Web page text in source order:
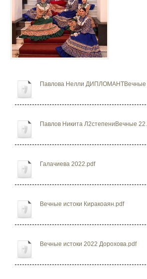
Павлова Нелли ДИПЛОМАНТВечные
Павлов Никита Л2степениВечные
Галачиева 2022.pdf
Вечные истоки Киракоаян.pdf
Вечные истоки 2022 Дорохова.pdf